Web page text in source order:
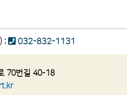
: 032-832-1131
70번길 40-18